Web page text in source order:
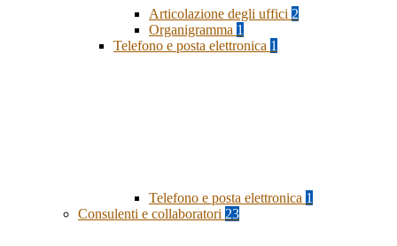
Articolazione degli uffici 2
Organigramma 1
Telefono e posta elettronica 1
Telefono e posta elettronica 1
Consulenti e collaboratori 23